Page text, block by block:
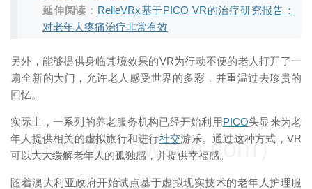
延伸阅读 ： RelieVRx基于PICO VR的治疗研究报告：
对老年人疼痛治疗非常有效
另外，能够提供身临其境效果的VR为行动不便的老人打开了一
扇全新的大门，允许老人感受世界的多彩，并重温过去珍贵的
回忆。
实际上，一系列的养老服务机构已经开始利用PICO头显来为老
年人提供相关的虚拟旅行和进行社交游乐。通过这种方式，VR
可以大大缓解老年人的孤独感，并提供幸福感。
随着澳大利亚政府开始试点基于虚拟现实技术的老年人护理服
映维网（nweon.com）